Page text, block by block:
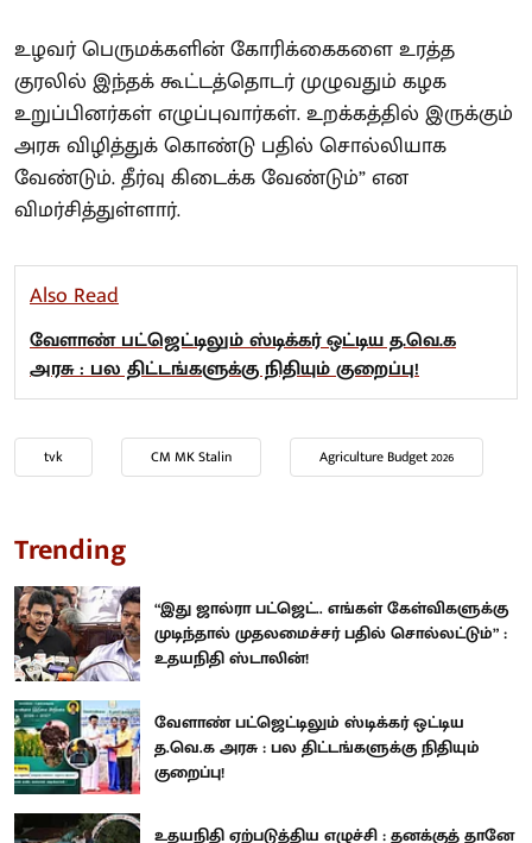
உழவர் பெருமக்களின் கோரிக்கைகளை உரத்த
குரலில் இந்தக் கூட்டத்தொடர் முழுவதும் கழக
உறுப்பினர்கள் எழுப்புவார்கள். உறக்கத்தில் இருக்கும்
அரசு விழித்துக் கொண்டு பதில் சொல்லியாக
வேண்டும். தீர்வு கிடைக்க வேண்டும்” என
விமர்சித்துள்ளார்.
Also Read
வேளாண் பட்ஜெட்டிலும் ஸ்டிக்கர் ஒட்டிய த.வெ.க
அரசு : பல திட்டங்களுக்கு நிதியும் குறைப்பு!
tvk CM MK Stalin Agriculture Budget 2026
Trending
“இது ஜால்ரா பட்ஜெட்.. எங்கள் கேள்விகளுக்கு
முடிந்தால் முதலமைச்சர் பதில் சொல்லட்டும்” :
உதயநிதி ஸ்டாலின்!
வேளாண் பட்ஜெட்டிலும் ஸ்டிக்கர் ஒட்டிய
த.வெ.க அரசு : பல திட்டங்களுக்கு நிதியும்
குறைப்பு!
உதயநிதி ஏற்படுத்திய எழுச்சி : தனக்குத் தானே